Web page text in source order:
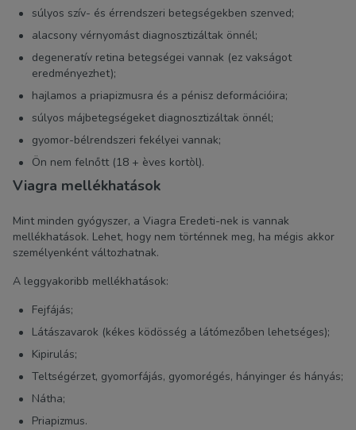
súlyos szív- és érrendszeri betegségekben szenved;
alacsony vérnyomást diagnosztizáltak önnél;
degeneratív retina betegségei vannak (ez vakságot
eredményezhet);
hajlamos a priapizmusra és a pénisz deformációira;
súlyos májbetegségeket diagnosztizáltak önnél;
gyomor-bélrendszeri fekélyei vannak;
Ön nem felnőtt (18 + èves kortòl).
Viagra mellékhatások
Mint minden gyógyszer, a Viagra Eredeti-nek is vannak
mellékhatások. Lehet, hogy nem történnek meg, ha mégis akkor
személyenként változhatnak.
A leggyakoribb mellékhatások:
Fejfájás;
Látászavarok (kékes ködösség a látómezőben lehetséges);
Kipirulás;
Teltségérzet, gyomorfájás, gyomorégés, hányinger és hányás;
Nátha;
Priapizmus.